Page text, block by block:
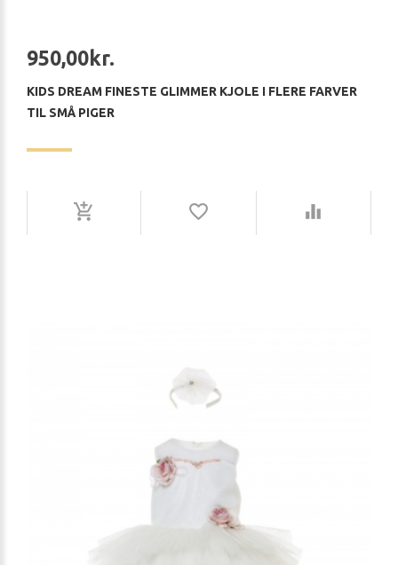
950,00kr.
KIDS DREAM FINESTE GLIMMER KJOLE I FLERE FARVER
TIL SMÅ PIGER